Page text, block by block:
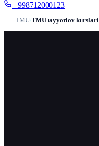
+998712000123
TMU/TMU tayyorlov kurslari